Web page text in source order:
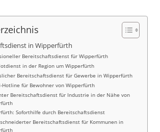
in Wipperfürth
Bereitschaftsdienst für Wipperfürth
in der Region um Wipperfürth
Bereitschaftsdienst für Gewerbe in Wipperfürth
Hotline für Bewohner von Wipperfürth
Bereitschaftsdienst für Industrie in der Nähe von
Soforthilfe durch Bereitschaftsdienst
Bereitschaftsdienst für Kommunen in